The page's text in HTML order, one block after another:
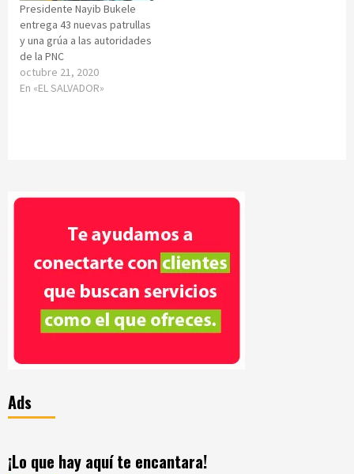
Presidente Nayib Bukele
entrega 43 nuevas patrullas
y una grúa a las autoridades
de la PNC
octubre 21, 2020
En «EL SALVADOR»
Ads
¡Lo que hay aquí te encantara!